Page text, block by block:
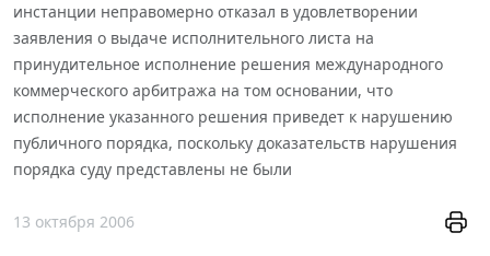
инстанции неправомерно отказал в удовлетворении
заявления о выдаче исполнительного листа на
принудительное исполнение решения международного
коммерческого арбитража на том основании, что
исполнение указанного решения приведет к нарушению
публичного порядка, поскольку доказательств нарушения
порядка суду представлены не были
13 октября 2006